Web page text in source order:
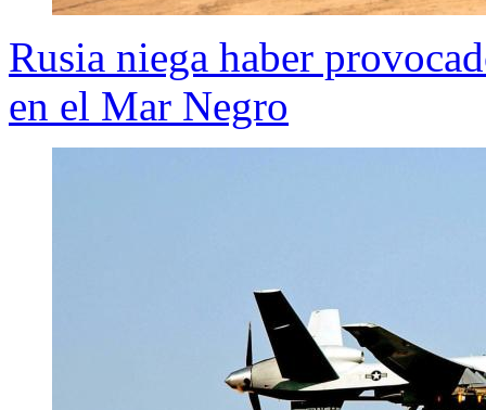
Rusia niega haber
en el Mar Negro